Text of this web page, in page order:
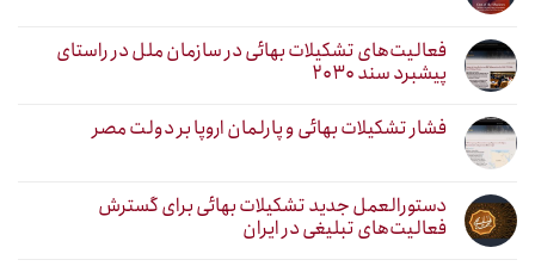
فعالیت‌های تشکیلات بهائی در سازمان ملل در راستای
پیشبرد سند ۲۰۳۰
فشار تشکیلات بهائی و پارلمان اروپا بر دولت مصر
دستورالعمل جدید تشکیلات بهائی برای گسترش
فعالیت‌های تبلیغی در ایران